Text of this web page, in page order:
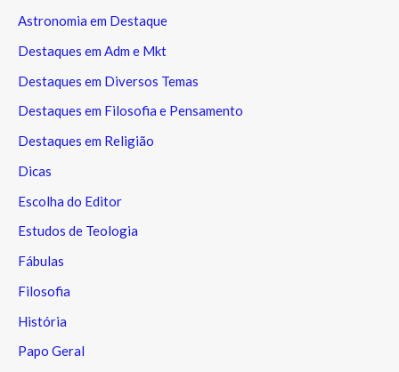
Astronomia em Destaque
Destaques em Adm e Mkt
Destaques em Diversos Temas
Destaques em Filosofia e Pensamento
Destaques em Religião
Dicas
Escolha do Editor
Estudos de Teologia
Fábulas
Filosofia
História
Papo Geral